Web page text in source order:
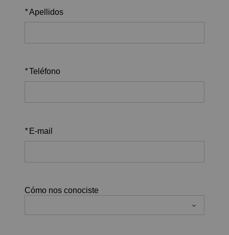
*Apellidos
*Teléfono
* E-mail
Cómo nos conociste